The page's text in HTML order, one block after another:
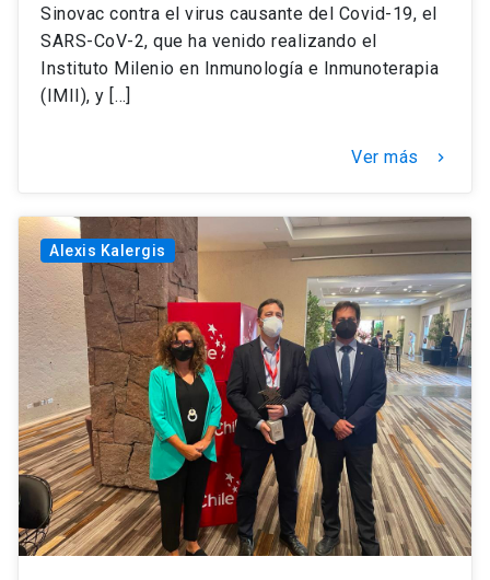
Sinovac contra el virus causante del Covid-19, el
SARS-CoV-2, que ha venido realizando el
Instituto Milenio en Inmunología e Inmunoterapia
(IMII), y […]
Ver más keyboard_arrow_right
Alexis Kalergis